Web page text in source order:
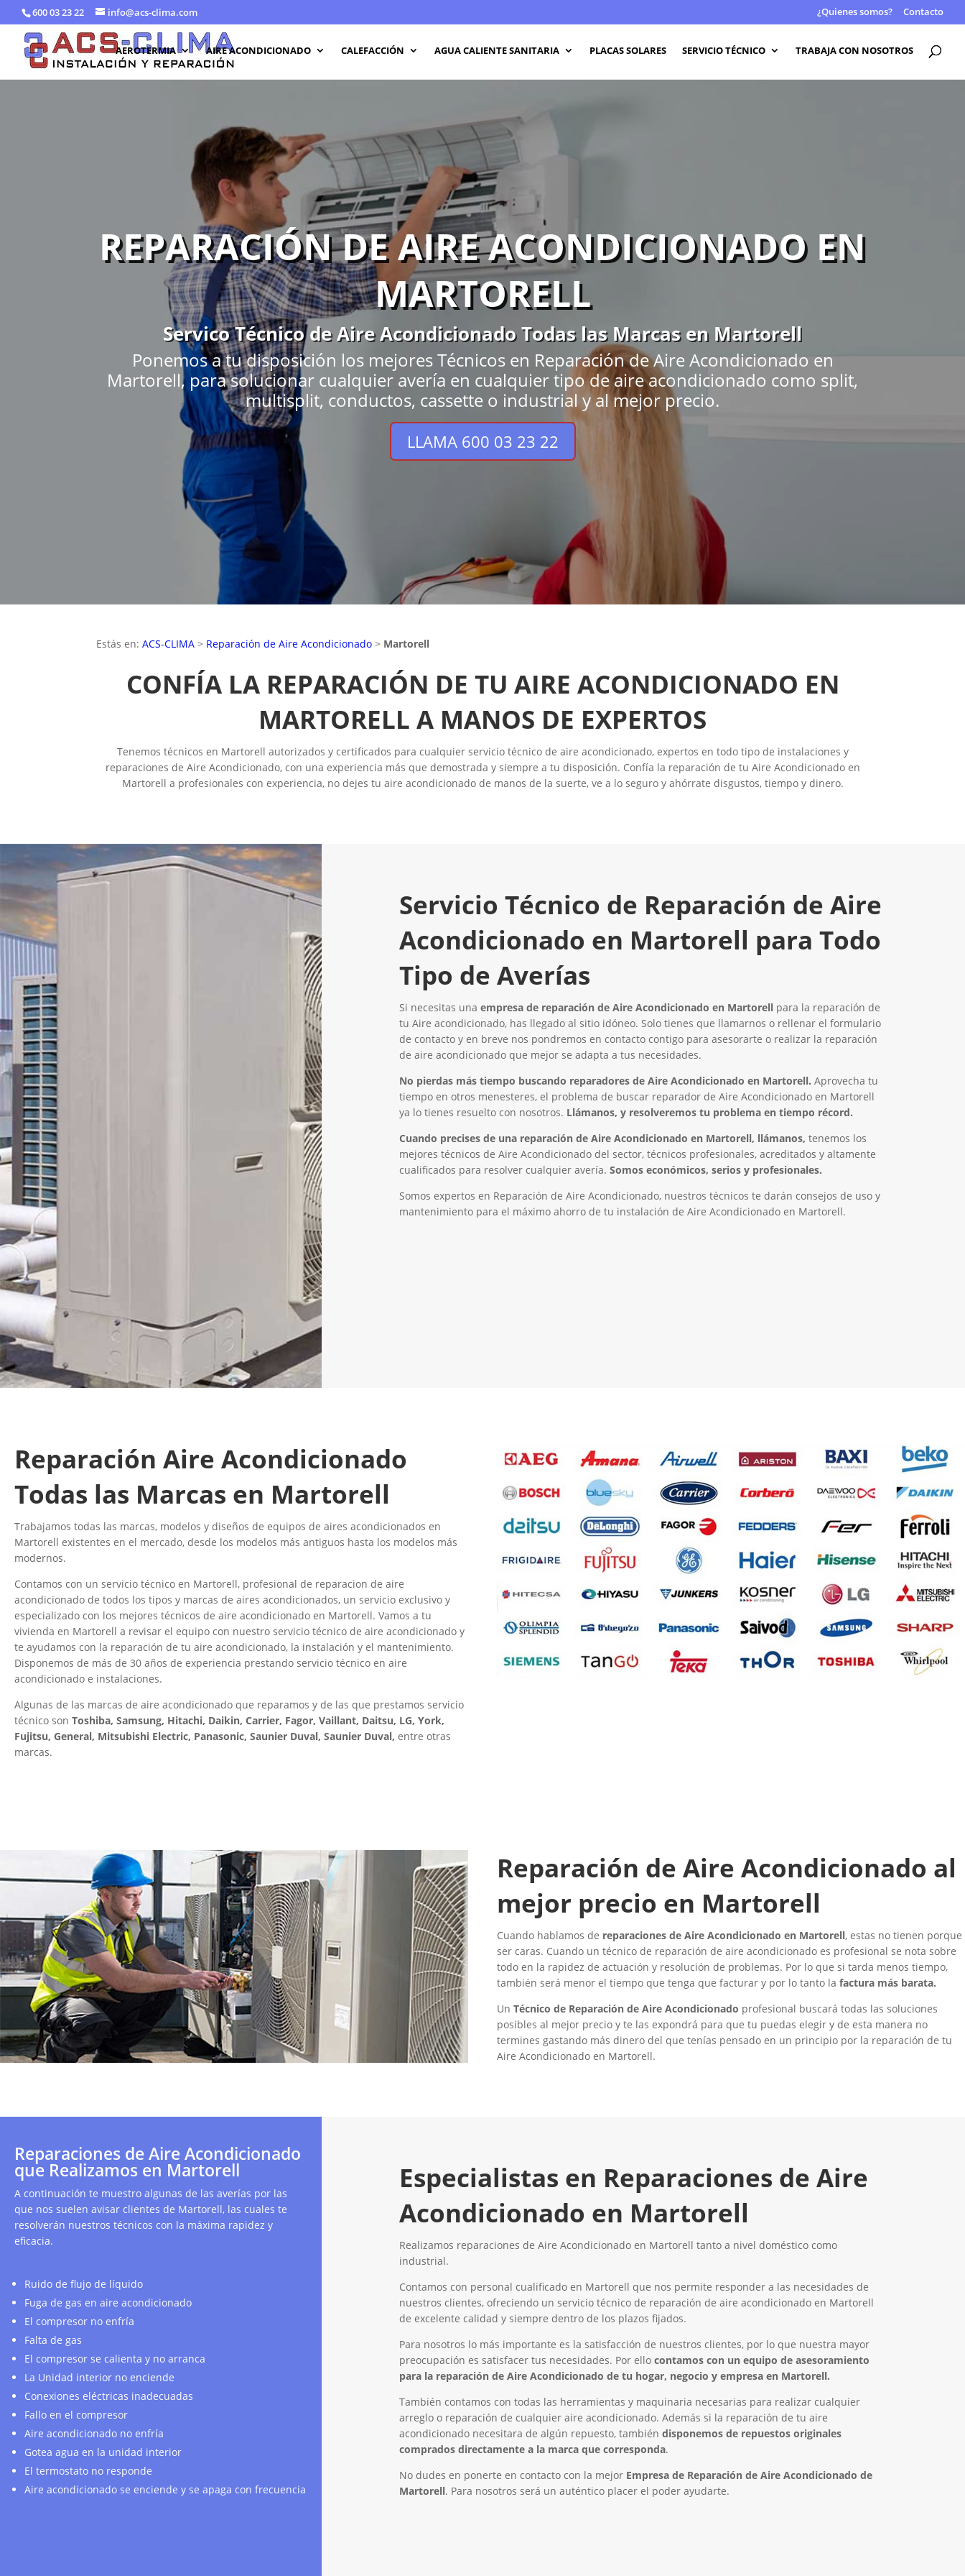
600 03 23 22 info@acs-clima.com ¿Quienes somos? Contacto
AEROTERMIA AIRE ACONDICIONADO CALEFACCIÓN AGUA CALIENTE SANITARIA PLACAS SOLARES SERVICIO TÉCNICO TRABAJA CON NOSOTROS
REPARACIÓN DE AIRE ACONDICIONADO EN
MARTORELL
Servico Técnico de Aire Acondicionado Todas las Marcas en Martorell
Ponemos a tu disposición los mejores Técnicos en Reparación de Aire Acondicionado en
Martorell, para solucionar cualquier avería en cualquier tipo de aire acondicionado como split,
multisplit, conductos, cassette o industrial y al mejor precio.
LLAMA 600 03 23 22
Estás en:ACS-CLIMA > Reparación de Aire Acondicionado > Martorell
CONFÍA LA REPARACIÓN DE TU AIRE ACONDICIONADO EN
MARTORELL A MANOS DE EXPERTOS
Tenemos técnicos en Martorell autorizados y certificados para cualquier servicio técnico de aire acondicionado, expertos en todo tipo de instalaciones y
reparaciones de Aire Acondicionado, con una experiencia más que demostrada y siempre a tu disposición. Confía la reparación de tu Aire Acondicionado en
Martorell a profesionales con experiencia, no dejes tu aire acondicionado de manos de la suerte, ve a lo seguro y ahórrate disgustos, tiempo y dinero.
Servicio Técnico de Reparación de Aire
Acondicionado en Martorell para Todo
Tipo de Averías
Si necesitas una empresa de reparación de Aire Acondicionado en Martorellpara la reparación de
tu Aire acondicionado, has llegado al sitio idóneo. Solo tienes que llamarnos o rellenar el formulario
de contacto y en breve nos pondremos en contacto contigo para asesorarte o realizar la reparación
de aire acondicionado que mejor se adapta a tus necesidades.
No pierdas más tiempo buscando reparadores de Aire Acondicionado en Martorell. Aprovecha tu
tiempo en otros menesteres, el problema de buscar reparador de Aire Acondicionado en Martorell
ya lo tienes resuelto con nosotros. Llámanos, y resolveremos tu problema en tiempo récord.
Cuando precises de una reparación de Aire Acondicionado en Martorell, llámanos, tenemos los
mejores técnicos de Aire Acondicionado del sector, técnicos profesionales, acreditados y altamente
cualificados para resolver cualquier avería. Somos económicos, serios y profesionales.
Somos expertos en Reparación de Aire Acondicionado, nuestros técnicos te darán consejos de uso y
mantenimiento para el máximo ahorro de tu instalación de Aire Acondicionado en Martorell.
Reparación Aire Acondicionado
Todas las Marcas en Martorell
Trabajamos todas las marcas, modelos y diseños de equipos de aires acondicionados en
Martorell existentes en el mercado, desde los modelos más antiguos hasta los modelos más
modernos.
Contamos con un servicio técnico en Martorell, profesional de reparacion de aire
acondicionado de todos los tipos y marcas de aires acondicionados, un servicio exclusivo y
especializado con los mejores técnicos de aire acondicionado en Martorell. Vamos a tu
vivienda en Martorell a revisar el equipo con nuestro servicio técnico de aire acondicionado y
te ayudamos con la reparación de tu aire acondicionado, la instalación y el mantenimiento.
Disponemos de más de 30 años de experiencia prestando servicio técnico en aire
acondicionado e instalaciones.
Algunas de las marcas de aire acondicionado que reparamos y de las que prestamos servicio
técnico son Toshiba, Samsung, Hitachi, Daikin, Carrier, Fagor, Vaillant, Daitsu, LG, York,
Fujitsu, General, Mitsubishi Electric, Panasonic, Saunier Duval, Saunier Duval, entre otras
marcas.
Reparación de Aire Acondicionado al
mejor precio en Martorell
Cuando hablamos de reparaciones de Aire Acondicionado en Martorell, estas no tienen porque
ser caras. Cuando un técnico de reparación de aire acondicionado es profesional se nota sobre
todo en la rapidez de actuación y resolución de problemas. Por lo que si tarda menos tiempo,
también será menor el tiempo que tenga que facturar y por lo tanto lafactura más barata.
UnTécnico de Reparación de Aire Acondicionado profesional buscará todas las soluciones
posibles al mejor precio y te las expondrá para que tu puedas elegir y de esta manera no
termines gastando más dinero del que tenías pensado en un principio por la reparación de tu
Aire Acondicionado en Martorell.
Reparaciones de Aire Acondicionado
que Realizamos en Martorell
A continuación te muestro algunas de las averías por las
que nos suelen avisar clientes de Martorell, las cuales te
resolverán nuestros técnicos con la máxima rapidez y
eficacia.
Ruido de flujo de líquido
Fuga de gas en aire acondicionado
El compresor no enfría
Falta de gas
El compresor se calienta y no arranca
La Unidad interior no enciende
Conexiones eléctricas inadecuadas
Fallo en el compresor
Aire acondicionado no enfría
Gotea agua en la unidad interior
El termostato no responde
Aire acondicionado se enciende y se apaga con frecuencia
Especialistas en Reparaciones de Aire
Acondicionado en Martorell
Realizamos reparaciones de Aire Acondicionado en Martorell tanto a nivel doméstico como
industrial.
Contamos con personal cualificado en Martorell que nos permite responder a las necesidades de
nuestros clientes, ofreciendo un servicio técnico de reparación de aire acondicionado en Martorell
de excelente calidad y siempre dentro de los plazos fijados.
Para nosotros lo más importante es la satisfacción de nuestros clientes, por lo que nuestra mayor
preocupación es satisfacer tus necesidades. Por ello contamos con un equipo de asesoramiento
para la reparación de Aire Acondicionado de tu hogar, negocio y empresa en Martorell.
También contamos con todas las herramientas y maquinaria necesarias para realizar cualquier
arreglo o reparación de cualquier aire acondicionado. Además si la reparación de tu aire
acondicionado necesitara de algún repuesto, también disponemos de repuestos originales
comprados directamente a la marca que corresponda.
No dudes en ponerte en contacto con la mejor Empresa de Reparación de Aire Acondicionado de
Martorell. Para nosotros será un auténtico placer el poder ayudarte.